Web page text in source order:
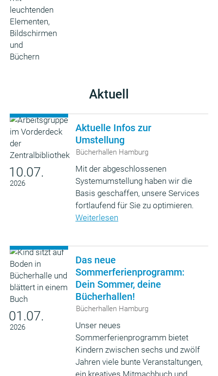
Aktuell
10.07.
2026
Aktuelle Infos zur
Umstellung
Bücherhallen Hamburg
Mit der abgeschlossenen
Systemumstellung haben wir die
Basis geschaffen, unsere Services
fortlaufend für Sie zu optimieren.
Weiterlesen
01.07.
2026
Das neue
Sommerferienprogramm:
Dein Sommer, deine
Bücherhallen!
Bücherhallen Hamburg
Unser neues
Sommerferienprogramm bietet
Kindern zwischen sechs und zwölf
Jahren viele bunte Veranstaltungen,